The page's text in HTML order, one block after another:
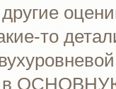
то
в ОСНОВНУЮ